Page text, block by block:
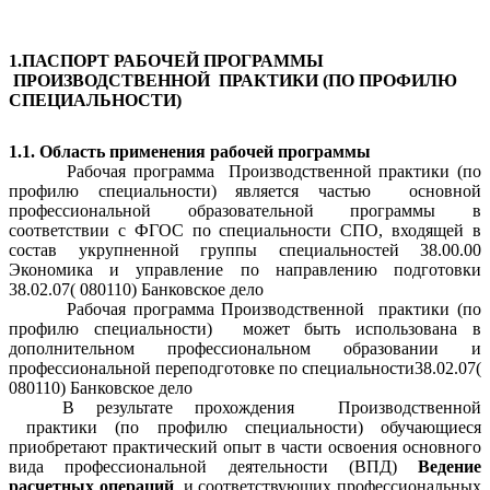
1.ПАСПОРТ РАБОЧЕЙ ПРОГРАММЫ
ПРОИЗВОДСТВЕННОЙ ПРАКТИКИ (ПО ПРОФИЛЮ
СПЕЦИАЛЬНОСТИ)
1.1. Область применения рабочей программы
Рабочая программа Производственной практики (по
профилю специальности) является частью основной
профессиональной образовательной программы в
соответствии с ФГОС по специальности СПО, входящей в
состав укрупненной группы специальностей 38.00.00
Экономика и управление по направлению подготовки
38.02.07( 080110) Банковское дело
Рабочая программа Производственной практики (по
профилю специальности) может быть использована в
дополнительном профессиональном образовании и
профессиональной переподготовке по специальности38.02.07(
080110) Банковское дело
В результате прохождения Производственной
практики (по профилю специальности) обучающиеся
приобретают практический опыт в части освоения основного
вида профессиональной деятельности (ВПД) Ведение
расчетных операцийи соответствующих профессиональных